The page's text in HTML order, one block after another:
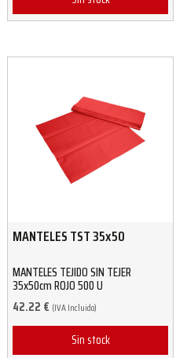
MANTELES TST 35x50
MANTELES TEJIDO SIN TEJER
35x50cm ROJO 500 U
42.22 € (IVA Incluido)
Sin stock